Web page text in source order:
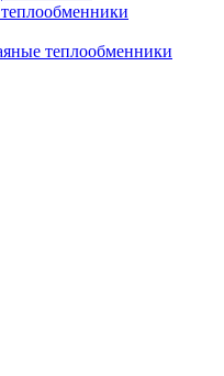
теплообменники